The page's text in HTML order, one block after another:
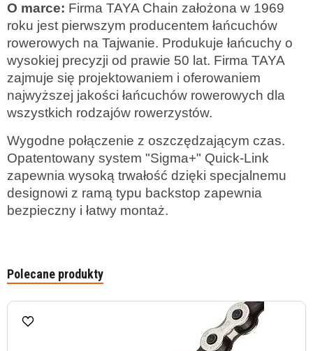
O marce: Firma TAYA Chain założona w 1969
roku jest pierwszym producentem łańcuchów
rowerowych na Tajwanie. Produkuje łańcuchy o
wysokiej precyzji od prawie 50 lat. Firma TAYA
zajmuje się projektowaniem i oferowaniem
najwyższej jakości łańcuchów rowerowych dla
wszystkich rodzajów rowerzystów.
Wygodne połączenie z oszczędzającym czas.
Opatentowany system "Sigma+" Quick-Link
zapewnia wysoką trwałość dzięki specjalnemu
designowi z ramą typu backstop zapewnia
bezpieczny i łatwy montaż.
Polecane produkty